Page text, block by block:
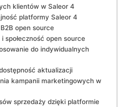
klientów w​ Saleor ⁢4
⁣platformy Saleor ‍4
open source
⁢społeczność open ⁣source
do ⁢indywidualnych⁢
​aktualizacji
kampanii marketingowych ‍w
sprzedaży⁢ dzięki platformie